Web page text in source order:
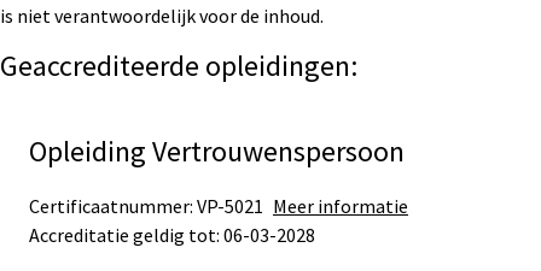
is niet verantwoordelijk voor de inhoud.
Geaccrediteerde opleidingen:
Opleiding Vertrouwenspersoon
Certificaatnummer: VP-5021
Accreditatie geldig tot: 06-03-2028
Meer informatie